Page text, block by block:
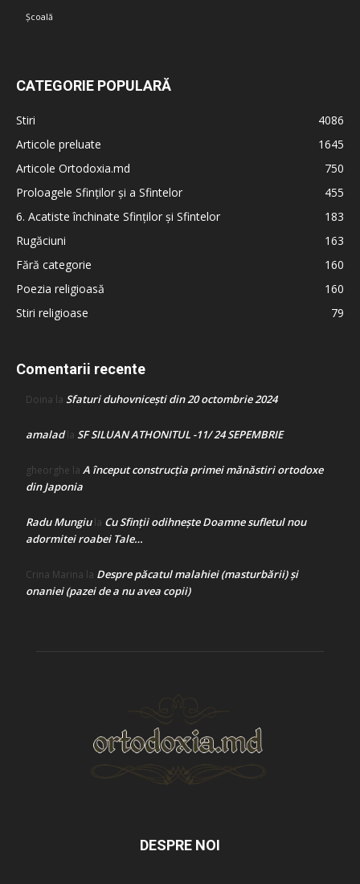
Școală
CATEGORIE POPULARĂ
Stiri
4086
Articole preluate
1645
Articole Ortodoxia.md
750
Proloagele Sfinților și a Sfintelor
455
6. Acatiste închinate Sfinților și Sfintelor
183
Rugăciuni
163
Fără categorie
160
Poezia religioasă
160
Stiri religioase
79
Comentarii recente
Doina la Sfaturi duhovnicești din 20 octombrie 2024
amaladla SF SILUAN ATHONITUL -11/ 24 SEPEMBRIE
gheorghe la A început construcţia primei mănăstiri ortodoxe
din Japonia
Radu Mungiula Cu Sfinții odihnește Doamne sufletul nou
adormitei roabei Tale…
Crina Marina la Despre păcatul malahiei (masturbării) şi
onaniei (pazei de a nu avea copii)
DESPRE NOI